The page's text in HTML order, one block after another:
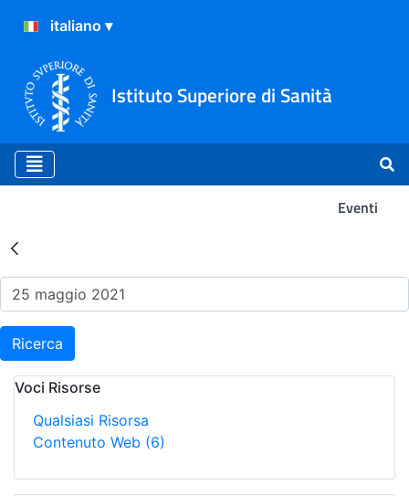
Istituto Superiore di Sanità
Eventi
Risultati della Ricerca -
Ricerca
Voci Risorse
Qualsiasi Risorsa
Contenuto Web (6)